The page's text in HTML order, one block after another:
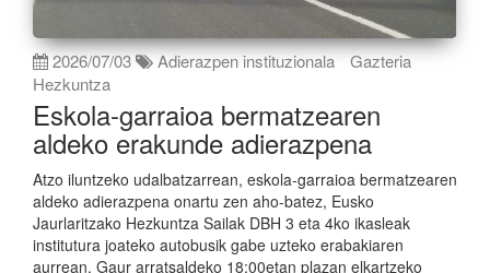
2026/07/03 Adierazpen instituzionala
Gazteria
Hezkuntza
Eskola-garraioa bermatzearen
aldeko erakunde adierazpena
Atzo iluntzeko udalbatzarrean, eskola-garraioa bermatzearen
aldeko adierazpena onartu zen aho-batez, Eusko
Jaurlaritzako Hezkuntza Sailak DBH 3 eta 4ko ikasleak
institutura joateko autobusik gabe uzteko erabakiaren
aurrean. Gaur arratsaldeko 18:00etan plazan elkartzeko